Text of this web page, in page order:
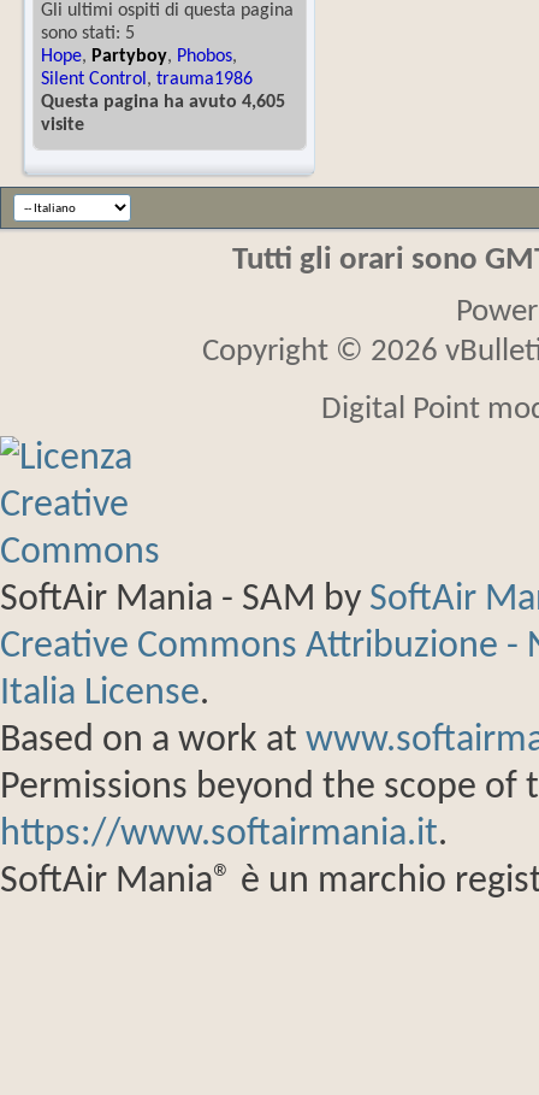
Gli ultimi ospiti di questa pagina
sono stati: 5
Hope, Partyboy, Phobos,
Silent Control , trauma1986
Questa pagina ha avuto 4,605
visite
Tutti gli orari sono
Copyright © 2026
Digital Point
SoftAir Mania - SAM by SoftAir
Creative Commons Attribuzione
Italia License.
Based on a work at
Permissions beyond the scope of
https://www.softairmania.it.
SoftAir Mania® è un marchio